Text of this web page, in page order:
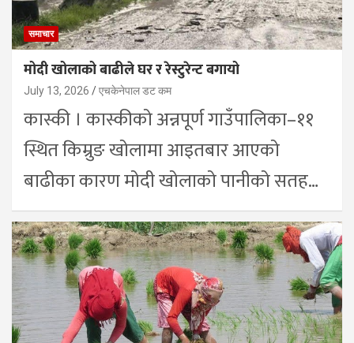
समाचार
मोदी खोलाको बाढीले घर र रेस्टुरेन्ट बगायो
July 13, 2026 एचकेनेपाल डट कम
कास्की । कास्कीको अन्नपूर्ण गाउँपालिका–११
स्थित किम्रुङ खोलामा आइतबार आएको
बाढीका कारण मोदी खोलाको पानीको सतह…